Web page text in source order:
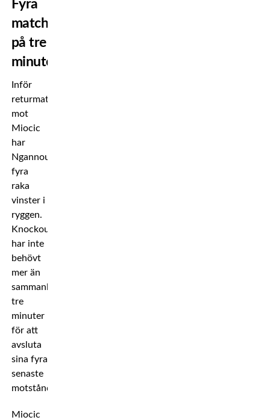
Fyra
matcher
på tre
minuter
Inför
returmatchen
mot
Miocic
har
Ngannou
fyra
raka
vinster i
ryggen.
Knockoutmaskinen
har inte
behövt
mer än
sammanlagt
tre
minuter
för att
avsluta
sina fyra
senaste
motståndare.
Miocic